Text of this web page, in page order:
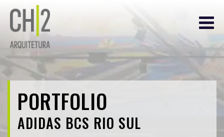
PORTFOLIO
ADIDAS BCS RIO SUL